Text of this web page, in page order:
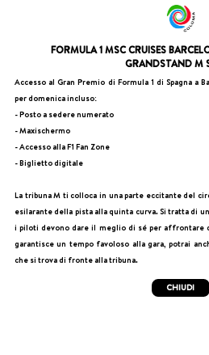
FORMULA 1 MSC CRUISES
GRANDSTAND M
Accesso al Gran Premio di Formula 1 di Spagna a
per domenica incluso:
- Posto a sedere numerato
- Maxischermo
- Accesso alla F1 Fan Zone
- Biglietto digitale
La tribuna M ti colloca in una parte eccitante del
esilarante della pista alla quinta curva. Si tratta di
i piloti devono dare il meglio di sé per affrontare
garantisce un tempo favoloso alla gara, potrai
che si trova di fronte alla tribuna.
CHIUDI